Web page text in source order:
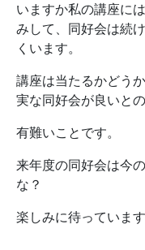
いますか私の講座に
みして、同好会は続
くいます。
講座は当たるかどう
実な同好会が良いと
有難いことです。
来年度の同好会は今
な？
楽しみに待っています